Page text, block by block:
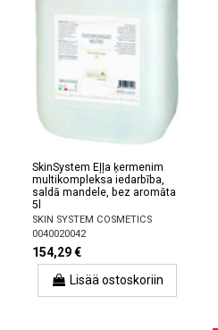
SkinSystem Eļļa ķermenim
multikompleksa iedarbība,
saldā mandele, bez aromāta
5l
SKIN SYSTEM COSMETICS
0040020042
154,29 €
Lisää ostoskoriin